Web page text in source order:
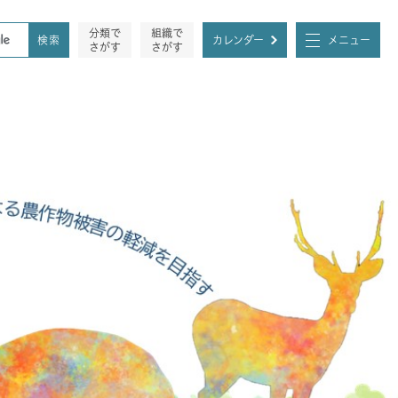
分類で
さがす
組織で
さがす
カレンダー メニュー